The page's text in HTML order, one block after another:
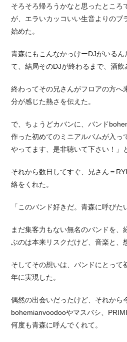
そろそろ帰ろうかなと思ったところ
が、エラいカッコいい生音よりのブ
始めた。
青森にもこんなかっけーDJがいる
て、結局そのDJが終わるまで、酒飲
終わってその兄さんがフロアの方へ
分が感じた熱さを伝えた。
で、ちょうどカバンに、バンド
作った初めてのミニアルバムが入っ
やってます、是非聴いて下さい！」
それから数日してすぐ、兄さん＝
絡をくれた。
「このバンド好きだ。青森に呼びた
まだ集客力もない無名のバンドを、
ぶのは本来リスクだけど、音楽と、
そしてその想いは、バンドにとって
年に実現した。
偶然の出会いだったけど、それから
bohemianvoodooやマスバシ、
何度も青森に呼んでくれて。